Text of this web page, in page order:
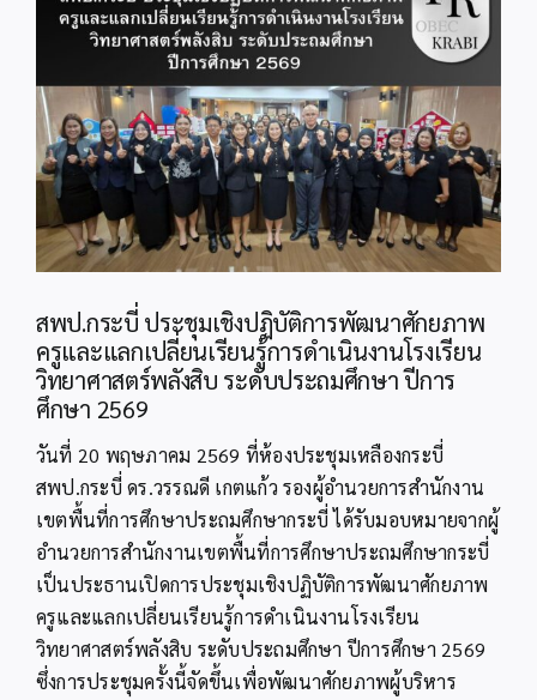
Image
สพป.กระบี่ ประชุมเชิงปฏิบัติการพัฒนาศักยภาพ
ครูและแลกเปลี่ยนเรียนรู้การดำเนินงานโรงเรียน
วิทยาศาสตร์พลังสิบ ระดับประถมศึกษา ปีการ
ศึกษา 2569
วันที่ 20 พฤษภาคม 2569 ที่ห้องประชุมเหลืองกระบี่
สพป.กระบี่ ดร.วรรณดี เกตแก้ว รองผู้อำนวยการสำนักงาน
เขตพื้นที่การศึกษาประถมศึกษากระบี่ ได้รับมอบหมายจากผู้
อำนวยการสำนักงานเขตพื้นที่การศึกษาประถมศึกษากระบี่
เป็นประธานเปิดการประชุมเชิงปฏิบัติการพัฒนาศักยภาพ
ครูและแลกเปลี่ยนเรียนรู้การดำเนินงานโรงเรียน
วิทยาศาสตร์พลังสิบ ระดับประถมศึกษา ปีการศึกษา 2569
ซึ่งการประชุมครั้งนี้จัดขึ้นเพื่อพัฒนาศักยภาพผู้บริหาร